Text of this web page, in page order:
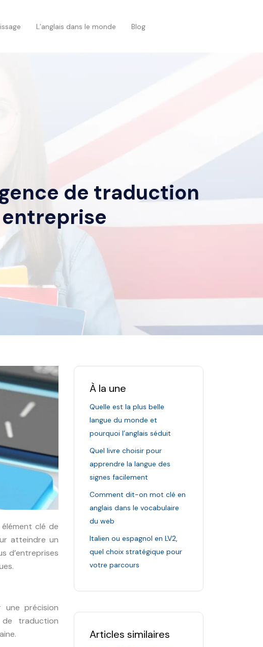
L’anglais dans le monde Blog
de traduction
clé de
atteindre un
d’entreprises
une précision
traduction
À la une
Quelle est la plus belle
langue du monde et
pourquoi l’anglais séduit
Quel livre choisir pour
apprendre la langue des
signes facilement
Comment dit-on mot clé en
anglais dans le vocabulaire
du web
Italien ou espagnol en LV2,
quel choix stratégique pour
votre parcours
Articles similaires